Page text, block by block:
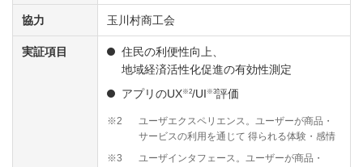
協力 玉川村商工会
実証項目
住民の利便性向上、
地域経済活性化促進の有効性測定
アプリのUX※2/UI ※3評価
※2
ユーザエクスペリエンス。ユーザーが商品・
サービスの利用を通じて 得られる体験・感情
※3
ユーザインタフェース。ユーザーが商品・